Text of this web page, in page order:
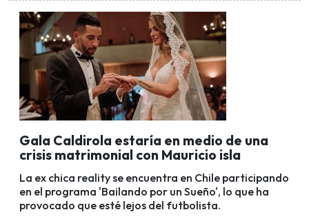
Gala Caldirola estaría en medio de una
crisis matrimonial con Mauricio isla
La ex chica reality se encuentra en Chile participando
en el programa 'Bailando por un Sueño', lo que ha
provocado que esté lejos del futbolista.